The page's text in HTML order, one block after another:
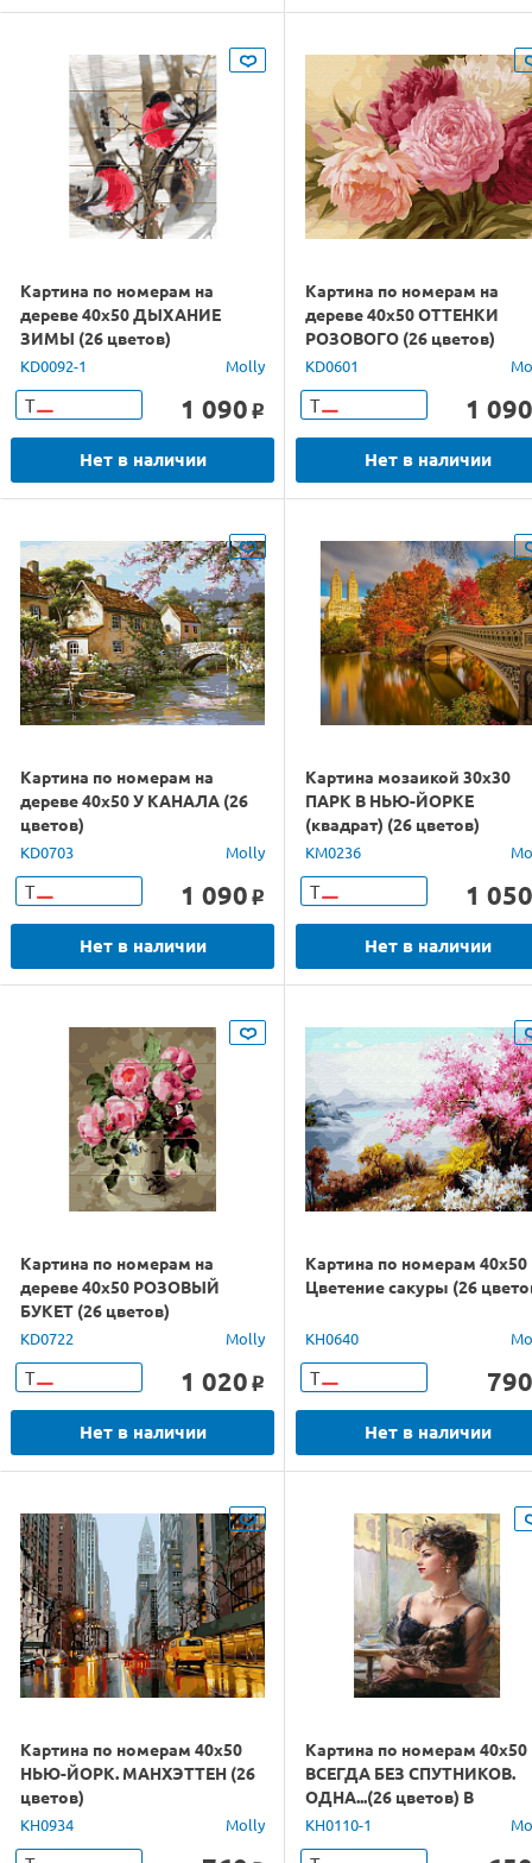
Картина по номерам на
дереве 40х50 ДЫХАНИЕ
ЗИМЫ (26 цветов)
KD0092-1 Molly
Т 1 090 o
Нет в наличии
Картина по номерам на
дереве 40х50 ОТТЕНКИ
РОЗОВОГО (26 цветов)
KD0601
Т 1 090
Нет в наличии
Картина по номерам на
дереве 40х50 У КАНАЛА (26
цветов)
KD0703 Molly
Т 1 090 o
Нет в наличии
Картина мозаикой 30х30
ПАРК В НЬЮ-ЙОРКЕ
(квадрат) (26 цветов)
KM0236
Т 1 050
Нет в наличии
Картина по номерам на
дереве 40х50 РОЗОВЫЙ
БУКЕТ (26 цветов)
KD0722 Molly
Т 1 020 o
Нет в наличии
Картина по номерам 40х50
Цветение сакуры (26
KH0640
Т 790
Нет в наличии
Картина по номерам 40х50
НЬЮ-ЙОРК. МАНХЭТТЕН (26
цветов)
KH0934 Molly
Картина по номерам 40х50
ВСЕГДА БЕЗ СПУТНИКОВ.
ОДНА...(26 цветов) В
KH0110-1